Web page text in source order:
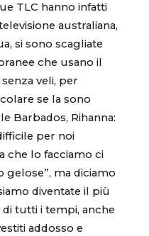
TLC hanno infatti
australiana,
si sono scagliate
che usano il
veli, per
se la sono
Barbados, Rihanna:
per noi
che lo facciamo ci
gelose”, ma diciamo
diventate il più
tutti i tempi, anche
addosso e